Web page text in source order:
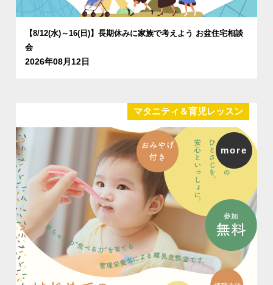
【8/12(水)～16(日)】長期休みに家族で考えよう お盆住宅相談
会
2026年08月12日
マタニティ＆育児レッスン
more